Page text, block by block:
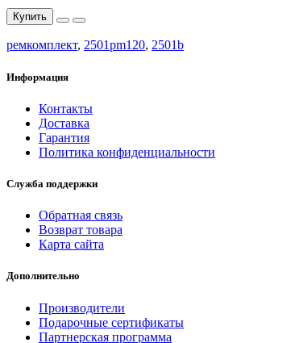
Купить
ремкомплект, 2501pm120, 2501b
Информация
Контакты
Доставка
Гарантия
Политика конфиденциальности
Служба поддержки
Обратная связь
Возврат товара
Карта сайта
Дополнительно
Производители
Подарочные сертификаты
Партнерская программа